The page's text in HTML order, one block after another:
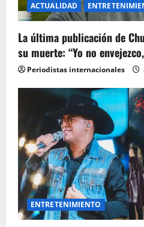
ACTUALIDAD
La última publicación de
su muerte: “Yo no
Periodistas internacionales
ENTRETENIMIENTO